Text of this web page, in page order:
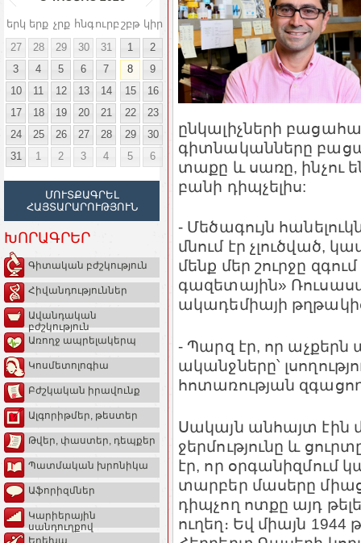
երկ երք չրք հնգուրբ շբթ կիր
27
28 29 30 31 1
2
3
4 5 6 7 8
9
10
11 12 13 14 15
16
17
18 19 20 21 22
23
24
25 26 27 28 29
30
31
1 2 3 4 5 6
ՄՈՒՏՔԱԳՐԵԼ
ՀԱՅՏԱՐԱՐՈՒԹՅՈՒՆ
ԽՈՐԱԳՐԵՐ
Գիտական բժշկություն
Հիվանդություններ
Ավանդական
բժշկություն
Առողջ ապրելակերպ
Կոսմետոլոգիա
Բժշկական իրավունք
Ալգորիթմեր, թեստեր
Թվեր, փաստեր, դեպքեր
Պատմական խրոնիկա
Աֆորիզմներ
Կարիերային
սանդուղքով
ընկալիչների
գիտնականները
տաքը և սառը, ինչու
բանի դիպչելիս:
- Մեծագույն
մնում էր չլուծված,
մենք մեր շուրջը
գազետային»
ակադեմիայի
- Պարզ էր, որ աչքերն
ականջները՝
հոտառության
Սակայն անհայտ էին
ջերմությունը և
էր, որ օրգանիզմում
տարբեր մասերը
դիպչող ոտքը այդ
ուղեղ։ Եվ միայն